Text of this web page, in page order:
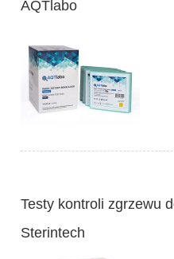
AQTlabo
Testy kontroli zgrzewu
Sterintech